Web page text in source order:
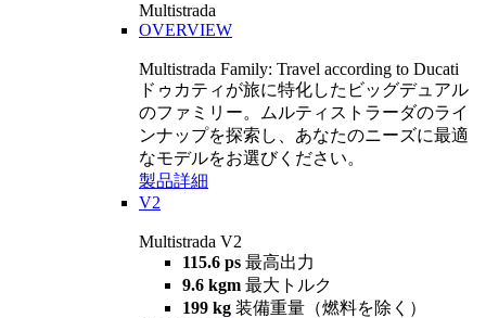
Multistrada
OVERVIEW
Multistrada Family: Travel according to Ducati
ドゥカティが旅に特化したビッグデュアル
のファミリー。ムルティストラーダのライ
ンナップを探索し、あなたのニーズに最適
なモデルをお選びください。
製品詳細
V2
Multistrada V2
115.6 ps 最高出力
9.6 kgm 最大トルク
199 kg 装備重量（燃料を除く）